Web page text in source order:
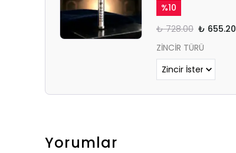
%10
₺ 728.00 ₺ 655.20
ZİNCİR TÜRÜ
Yorumlar